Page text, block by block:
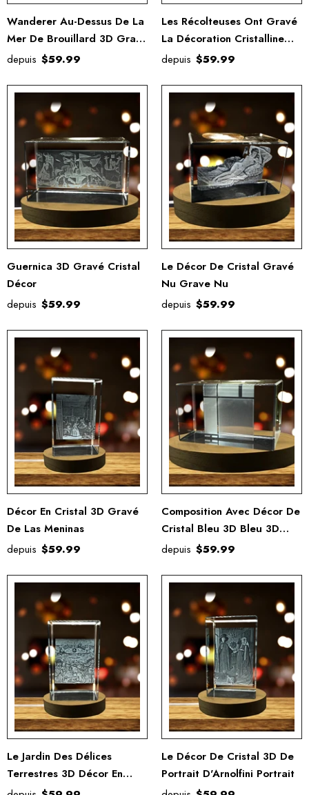
Wanderer Au-Dessus De La
Mer De Brouillard 3D Gravé
Cristal Souvenir / Cadeau /
Souvenir
depuis $59.99
Les Récolteuses Ont Gravé
La Décoration Cristalline
Gravée
depuis $59.99
Guernica 3D Gravé Cristal
Décor
depuis $59.99
Le Décor De Cristal Gravé
Nu Grave Nu
depuis $59.99
Décor En Cristal 3D Gravé
De Las Meninas
depuis $59.99
Composition Avec Décor De
Cristal Bleu 3D Bleu 3D
Bleu 3D
depuis $59.99
Le Jardin Des Délices
Terrestres 3D Décor En
Cristal Gravé
Le Décor De Cristal 3D De
Portrait D'Arnolfini Portrait